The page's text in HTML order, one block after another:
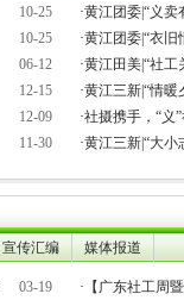
10-25
10-25
06-12
12-15
12-09
11-30
·黄江团委|“义
·黄江团委|“衣
·黄江田美|“社工
·黄江三新|“情
·社摄携手，“
·黄江三新|“大小
宣传汇编 媒体报道
03-19 · 【广东社工周